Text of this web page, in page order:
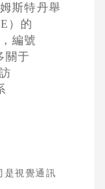
斯特丹舉
）的
編號
關于
是視覺通訊